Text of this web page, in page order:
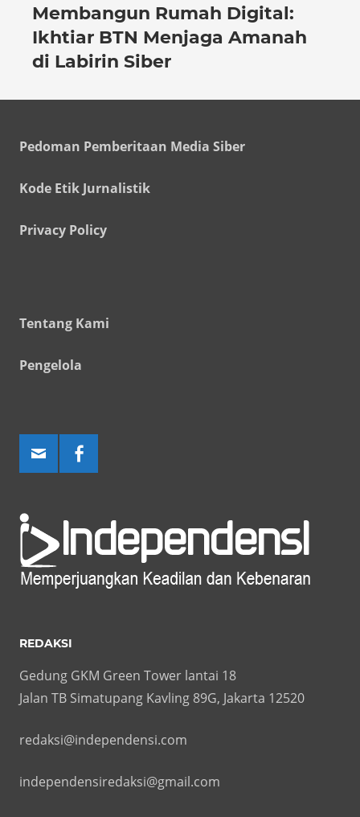
Membangun Rumah Digital:
Ikhtiar BTN Menjaga Amanah
di Labirin Siber
Pedoman Pemberitaan Media Siber
Kode Etik Jurnalistik
Privacy Policy
Tentang Kami
Pengelola
REDAKSI
Gedung GKM Green Tower lantai 18
Jalan TB Simatupang Kavling 89G, Jakarta 12520
redaksi@independensi.com
independensiredaksi@gmail.com